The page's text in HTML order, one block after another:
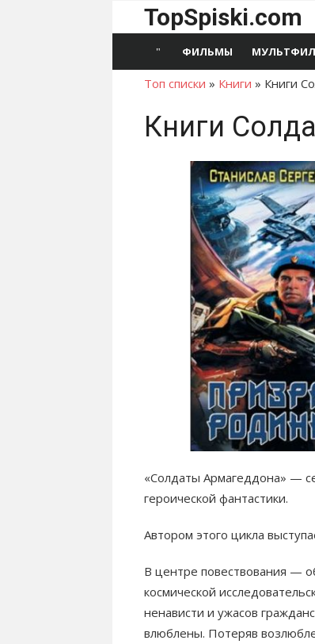
TopSpiski.com
ФИЛЬМЫ
Топ списки » Книги » Книги
Книги
«Солдаты Армагеддона» —
героической фантастики.
Автором этого цикла
В центре повествования —
космической
ненависти и ужасов
влюблены. Потеряв